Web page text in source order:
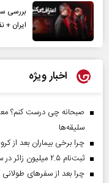
بررسی
ایران +
اخبار ویژه
سلیقه‌ها
چرا برخی بیماران بعد از
ثبت‌نام ۲.۵ میلیون زائر در سماح | عبور ۱.۷ میلیون نفر از مرز‌های اربعین
چرا بعد از سفرهای